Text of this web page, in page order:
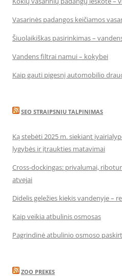
Vasarinės padangos keičiamos
Šiuolaikiškas pasirinkimas –
Vandens filtrai namui – kokybei
Kaip gauti pigesnį automobilio
SEO STRAIPSNIU TALPINIMAS
Ką stebėti 2025 m. siekiant
lygybės ir įtraukties matavimai
Cross-dockingas: privalumai,
atvejai
Didelis geležies kiekis vandenyje –
Kaip veikia atbulinis osmosas
Pagrindinė atbulinio osmoso
ZOO PREKES